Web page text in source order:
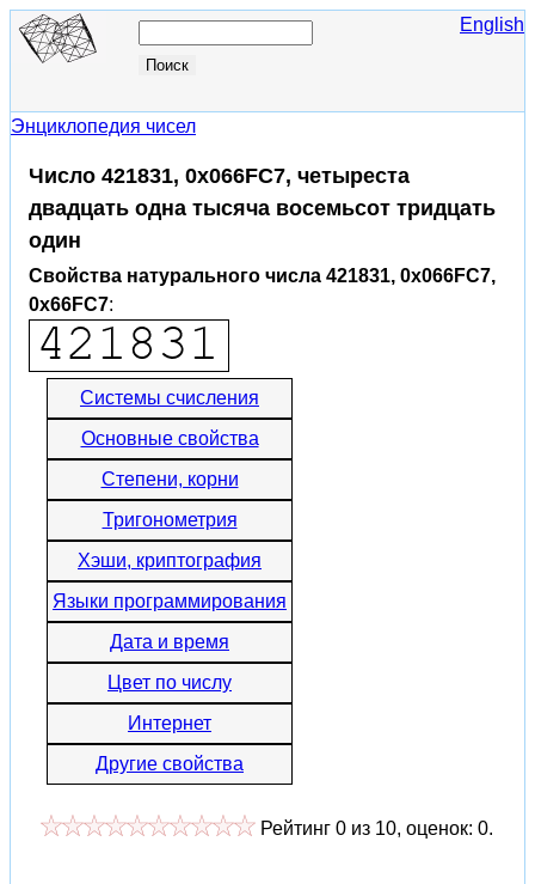
English
Энциклопедия чисел
Число 421831, 0x066FC7, четыреста
двадцать одна тысяча восемьсот тридцать
один
Свойства натурального числа 421831, 0x066FC7,
0x66FC7:
Системы счисления
Основные свойства
Степени, корни
Тригонометрия
Хэши, криптография
Языки программирования
Дата и время
Цвет по числу
Интернет
Другие свойства
Рейтинг 0 из 10, оценок: 0.